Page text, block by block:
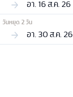
อา. 16 ส.ค. 26
วันหยุด 2วัน
อา. 30 ส.ค. 26